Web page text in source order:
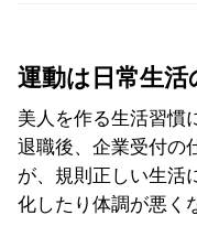
運動は日常生活
美人を作る生活習慣
退職後、企業受付の
が、規則正しい生活
化したり体調が悪く